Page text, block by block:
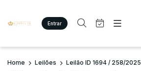
Entrar
Criar conta Entrar
Site
Agenda
Busca por palavra-chave
Home Leilões Leilão ID 1694 / 258/2025